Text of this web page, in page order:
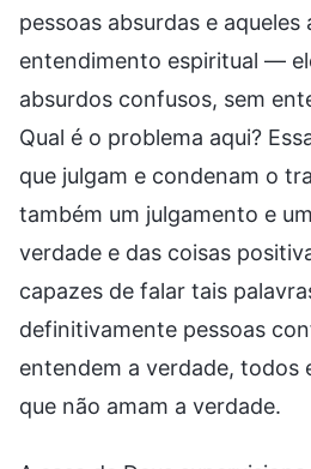
pessoas absurdas e aqueles
entendimento espiritual —
absurdos confusos, sem
Qual é o problema aqui?
que julgam e condenam o
também um julgamento e
verdade e das coisas
capazes de falar tais
definitivamente pessoas
entendem a verdade, todos
que não amam a verdade.